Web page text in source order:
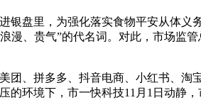
盘里，为强化落实食物平安从体义
、贵气”的代名词。对此，市场监
拼多多、抖音电商、小红书、淘
环境下，市一快科技11月1日动静